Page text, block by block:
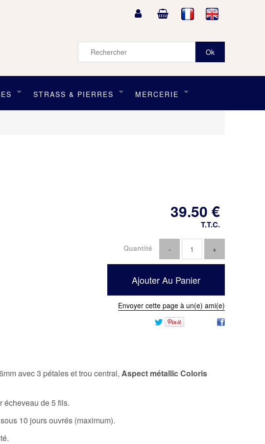
STRASS & PIERRES MERCERIE
39.50 €
T.T.C.
Quantité
Envoyer cette page à un(e) ami(e)
avec 3 pétales et trou central, Aspect métallic Coloris
écheveau de 5 fils.
10 jours ouvrés (maximum).